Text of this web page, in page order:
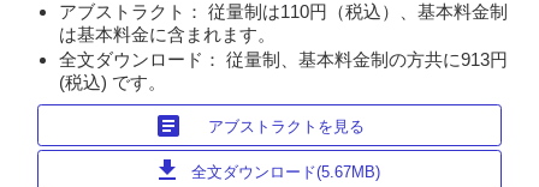
アブストラクト： 従量制は110円（税込）、基本料金制
は基本料金に含まれます。
全文ダウンロード： 従量制、基本料金制の方共に913円
(税込) です。
article アブストラクトを見る
download 全文ダウンロード(5.67MB)